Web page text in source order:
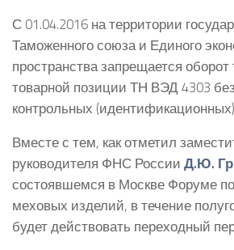
С 01.04.2016 на территории
Таможенного союза и Единого
пространства запрещается оборот
товарной позиции ТН ВЭД 4303
контрольных
Вместе с тем, как отметил
руководителя ФНС России Д.Ю.
состоявшемся в Москве Форуме
меховых изделий, в течение
будет действовать переходный